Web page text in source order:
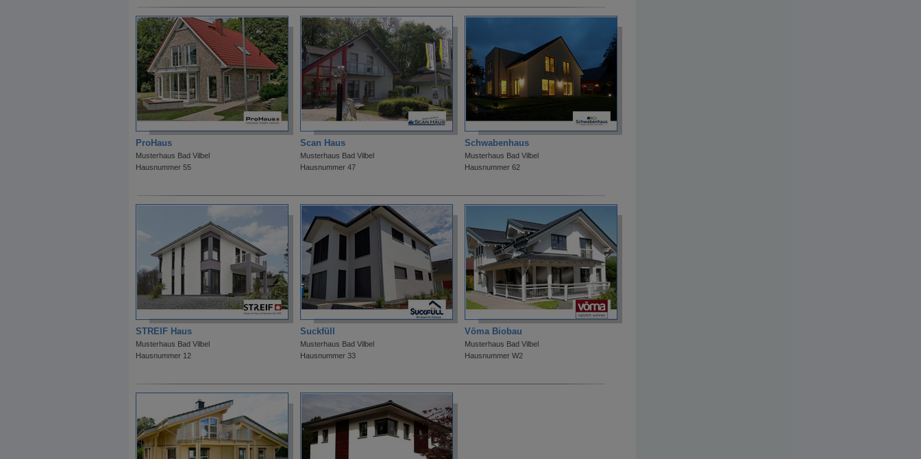
ProHaus
Musterhaus Bad Vilbel
Hausnummer 55
Scan Haus
Musterhaus Bad Vilbel
Hausnummer 47
Schwabenhaus
Musterhaus Bad Vilbel
Hausnummer 62
STREIF Haus
Musterhaus Bad Vilbel
Hausnummer 12
Suckfüll
Musterhaus Bad Vilbel
Hausnummer 33
Vöma Biobau
Musterhaus Bad Vilbel
Hausnummer W2